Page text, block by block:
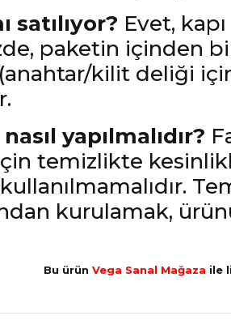
satılıyor? Evet,
paketin içinden
kilit deliği
yapılmalıdır?
temizlikte
kurulamak,
Bu ürün Vega Sanal Mağaza ile